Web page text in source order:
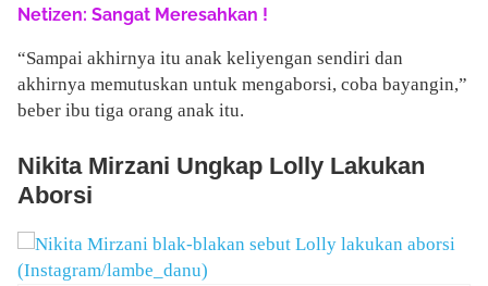
Netizen: Sangat Meresahkan !
“Sampai akhirnya itu anak keliyengan sendiri dan
akhirnya memutuskan untuk mengaborsi, coba bayangin,”
beber ibu tiga orang anak itu.
Nikita Mirzani Ungkap Lolly Lakukan
Aborsi